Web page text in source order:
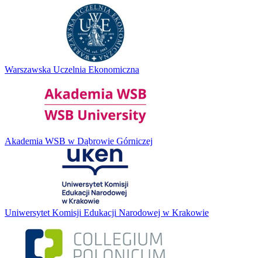
Warszawska Uczelnia Ekonomiczna
Akademia WSB w Dąbrowie Górniczej
Uniwersytet Komisji Edukacji Narodowej w Krakowie